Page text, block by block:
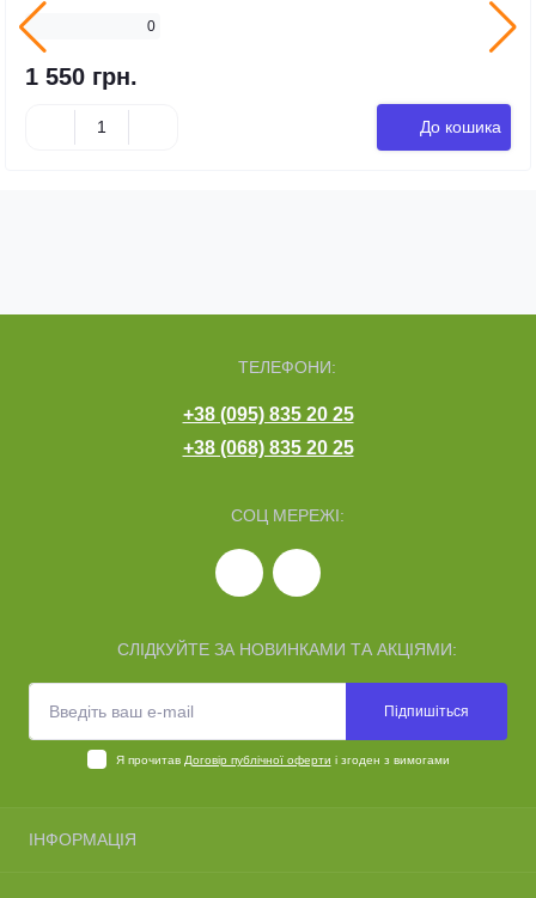
0
1 550 грн.
До кошика
ТЕЛЕФОНИ:
+38 (095) 835 20 25
+38 (068) 835 20 25
СОЦ МЕРЕЖІ:
СЛІДКУЙТЕ ЗА НОВИНКАМИ ТА АКЦІЯМИ:
Підпишіться
Я прочитав Договір публічної оферти і згоден з вимогами
ІНФОРМАЦІЯ